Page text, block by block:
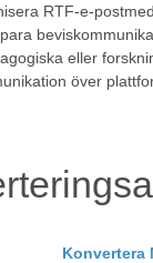
RTF-e-
eller
över
Konvertera